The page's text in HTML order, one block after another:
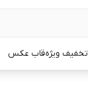
تخفیف ویژهقاب عکس